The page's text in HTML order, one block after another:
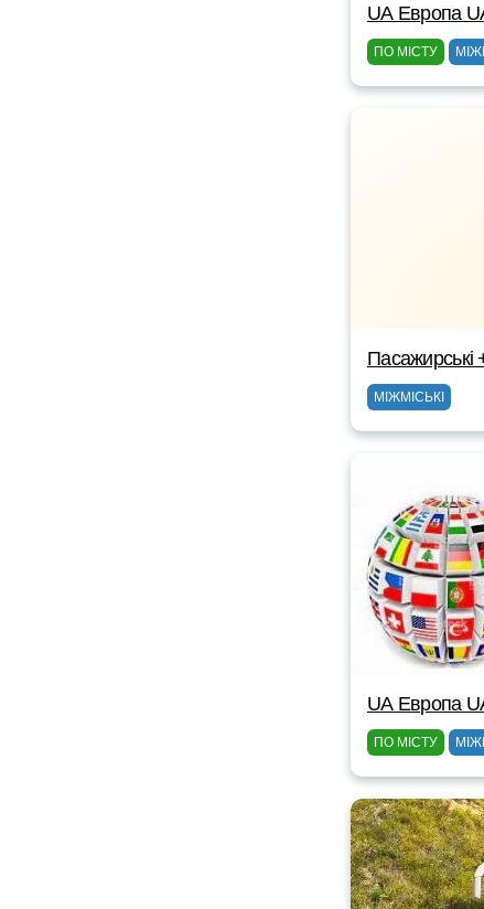
UА Европа
ПО МІСТУ
Пасажирські
МІЖМІСЬКІ
UА Европа
ПО МІСТУ